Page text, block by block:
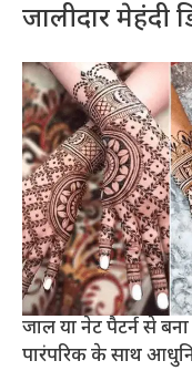
जालीदार मेहंदी
जाल या नेट पैटर्न से
पारंपरिक के साथ